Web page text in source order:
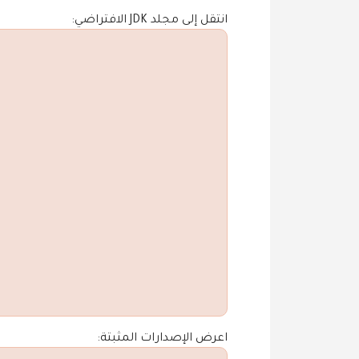
انتقل إلى مجلد JDK الافتراضي:
اعرض الإصدارات المثبتة: